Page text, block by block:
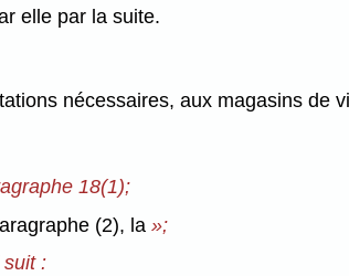
elle par la suite.
nécessaires, aux magasins de
18(1);
(2), la»;
suit :